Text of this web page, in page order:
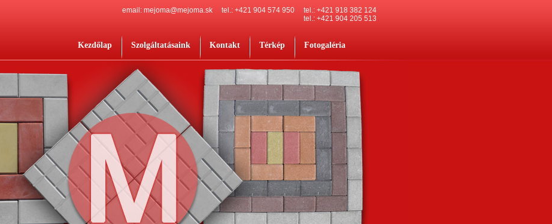
email: mejoma@mejoma.sk tel.: +421 904 574 950
tel.: +421 918 382 124
tel.: +421 904 205 513
Kezdőlap Szolgáltatásaink Kontakt Térkép Fotogaléria